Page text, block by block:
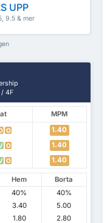
UPP
9.5 & mer
/ 4F
MPM
O
1.40
O
1.40
O 1.40
Hem
Borta
40%
40%
3.40
5.00
1.80
2.80